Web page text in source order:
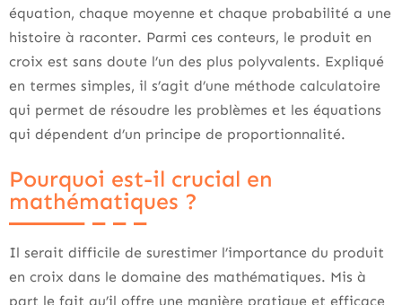
équation, chaque moyenne et chaque probabilité a une
histoire à raconter. Parmi ces conteurs, le produit en
croix est sans doute l’un des plus polyvalents. Expliqué
en termes simples, il s’agit d’une méthode calculatoire
qui permet de résoudre les problèmes et les équations
qui dépendent d’un principe de proportionnalité.
Pourquoi est-il crucial en
mathématiques ?
Il serait difficile de surestimer l’importance du produit
en croix dans le domaine des mathématiques. Mis à
part le fait qu’il offre une manière pratique et efficace